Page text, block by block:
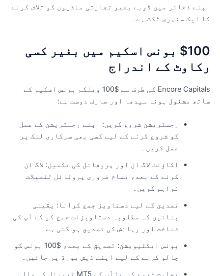
ذخائر میں ڈوبے بغیر تجارتی منڈیوں کو تلاش کرنے
ایک سنہری ٹکٹ ہے۔
$100 بونس اسکیم میں بغیر کسی
کے اندراج
Encore Capitals کی طرف سے $100 ویلکم بونس اسکیم کے
مشغول ہونا سیدھا اور صارف دوست ہے:
رجسٹریشن شروع کریں: اپنے رجسٹریشن کے عمل
کو شروع کرنے کے لیے کسی بھی سرکاری لنک پر
عمل کریں۔
اکاؤنٹ لاگ ان اور پروفائل کی تکمیل: لاگ ان
کرنے کے بعد، تمام ضروری پروفائل تفصیلات
فراہم کریں۔
تصدیق کے لیے دستاویز جمع کرانا: یقینی
بنائیں کہ مطلوبہ دستاویزات جمع کر کے آپ کی
شناخت اور رہائش کی تصدیق ہو گئی ہے۔
بونس ایکٹیویشن: تصدیق کے بعد، $100 بونس کو
چالو کرنے کے لیے اپنے ڈیش بورڈ پر جائیں۔
تجارت شروع کریں: آپ کے MT5 ٹرمینل کی مالی